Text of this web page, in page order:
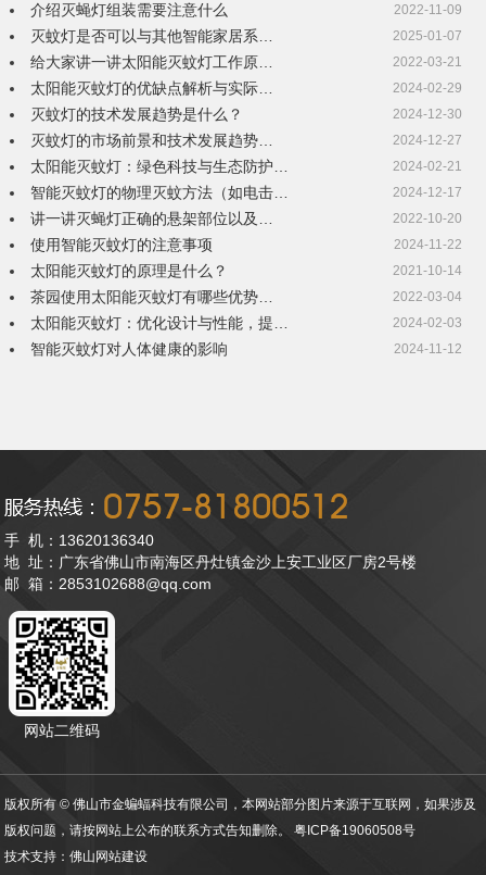
介绍灭蝇灯组装需要注意什么 2022-11-09
灭蚊灯是否可以与其他智能家居系… 2025-01-07
给大家讲一讲太阳能灭蚊灯工作原… 2022-03-21
太阳能灭蚊灯的优缺点解析与实际… 2024-02-29
灭蚊灯的技术发展趋势是什么？ 2024-12-30
灭蚊灯的市场前景和技术发展趋势… 2024-12-27
太阳能灭蚊灯：绿色科技与生态防护… 2024-02-21
智能灭蚊灯的物理灭蚊方法（如电击… 2024-12-17
讲一讲灭蝇灯正确的悬架部位以及… 2022-10-20
使用智能灭蚊灯的注意事项 2024-11-22
太阳能灭蚊灯的原理是什么？ 2021-10-14
茶园使用太阳能灭蚊灯有哪些优势… 2022-03-04
太阳能灭蚊灯：优化设计与性能，提… 2024-02-03
智能灭蚊灯对人体健康的影响 2024-11-12
手 机：13620136340
地 址：广东省佛山市南海区丹灶镇金沙上安工业区厂房2号楼
邮 箱：2853102688@qq.com
网站二维码
版权所有 © 佛山市金蝙蝠科技有限公司，本网站部分图片来源于互联网，如果涉及
版权问题，请按网站上公布的联系方式告知删除。粤ICP备19060508号
技术支持：佛山网站建设